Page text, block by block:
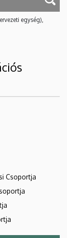
egység),
Csoportja